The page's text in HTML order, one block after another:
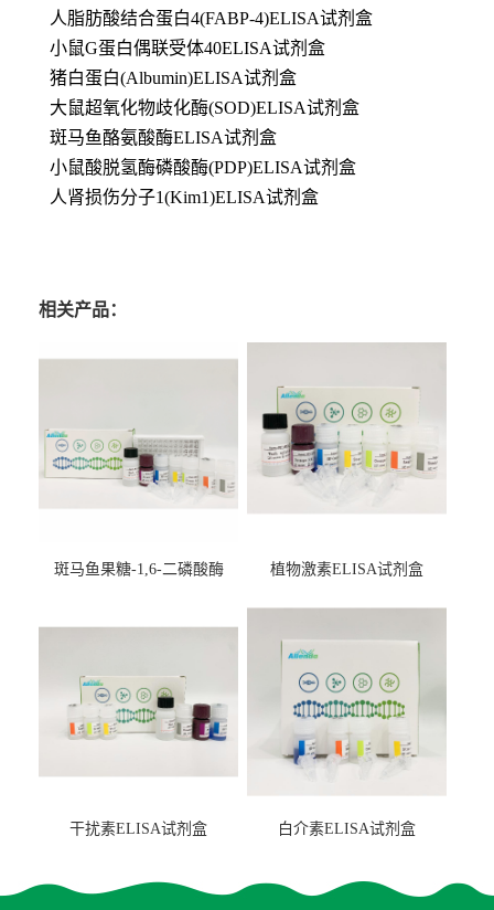
人脂肪酸结合蛋白4(FABP-4)ELISA试剂盒
小鼠G蛋白偶联受体40ELISA试剂盒
猪白蛋白(Albumin)ELISA试剂盒
大鼠超氧化物歧化酶(SOD)ELISA试剂盒
斑马鱼酪氨酸酶ELISA试剂盒
小鼠酸脱氢酶磷酸酶(PDP)ELISA试剂盒
人肾损伤分子1(Kim1)ELISA试剂盒
相关产品：
斑马鱼果糖-1,6-二磷酸酶
盒
植物激素ELISA试剂盒
干扰素ELISA试剂盒 白介素ELISA试剂盒